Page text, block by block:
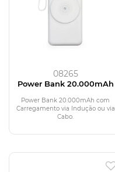
08265
Power Bank 20.000mAh
Power Bank 20.000mAh com
Carregamento via Indução ou via
Cabo.